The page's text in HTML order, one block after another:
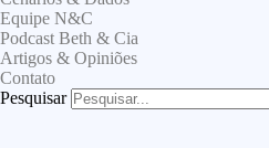
Equipe N&C
Podcast Beth & Cia
Artigos & Opiniões
Contato
Pesquisar